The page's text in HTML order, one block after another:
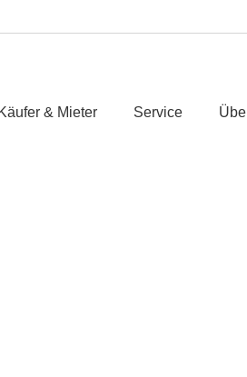
Käufer & Mieter Service